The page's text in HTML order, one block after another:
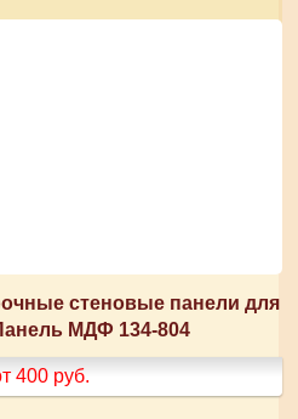
стеновые панели для
МДФ 134-804
400 руб.